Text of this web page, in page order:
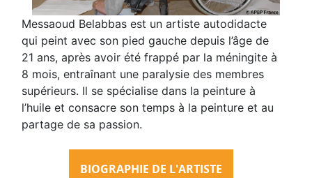
Messaoud Belabbas est un artiste autodidacte
qui peint avec son pied gauche depuis l’âge de
21 ans, après avoir été frappé par la méningite à
8 mois, entraînant une paralysie des membres
supérieurs. Il se spécialise dans la peinture à
l’huile et consacre son temps à la peinture et au
partage de sa passion.
BIOGRAPHIE DE L'ARTISTE